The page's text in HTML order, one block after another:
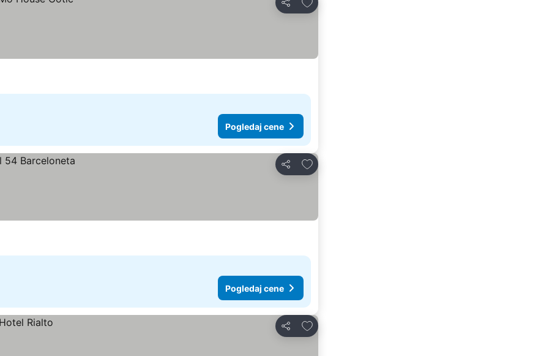
Deli
Pogledaj cene
Deli
Dodati u favorite
Pogledaj cene
Deli
Dodati u favorite